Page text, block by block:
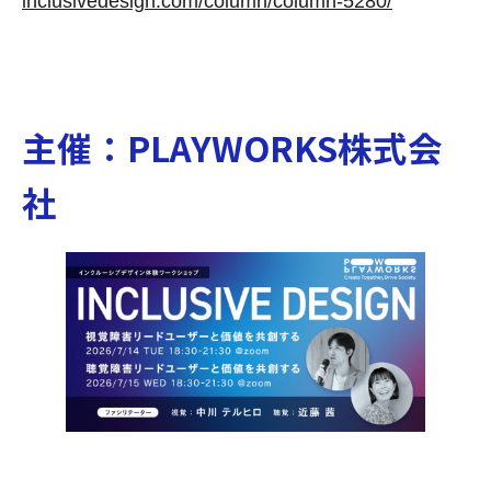
主催：PLAYWORKS株式会
社